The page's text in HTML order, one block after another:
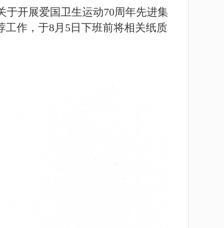
开展爱国卫生运动70周年先进集
作，于8月5日下班前将相关纸质